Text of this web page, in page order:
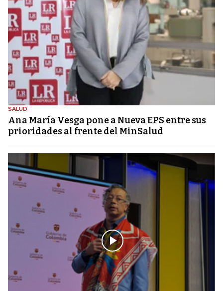
SALUD
Ana María Vesga pone a Nueva EPS entre sus
prioridades al frente del MinSalud